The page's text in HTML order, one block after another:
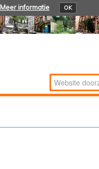
Meer informatie OK
Zoek
Geavanceerd